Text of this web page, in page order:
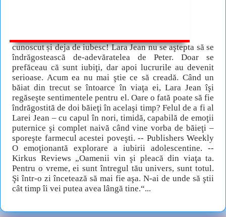
cunoscut și deja de iubesc! Lara Jean nu se aştepta să se
îndrăgostească de-adevăratelea de Peter. Doar se
prefăceau că sunt iubiţi, dar apoi lucrurile au devenit
serioase. Acum ea nu mai ştie ce să creadă. Când un
băiat din trecut se întoarce în viaţa ei, Lara Jean îşi
regăseşte sentimentele pentru el. Oare o fată poate să fie
îndrăgostită de doi băieţi în acelaşi timp? Felul de a fi al
Larei Jean – cu capul în nori, timidă, capabilă de emoţii
puternice şi complet naivă când vine vorba de băieţi –
sporeşte farmecul acestei poveşti. -- Publishers Weekly
O emoţionantă explorare a iubirii adolescentine. --
Kirkus Reviews „Oamenii vin şi pleacă din viaţa ta.
Pentru o vreme, ei sunt întregul tău univers, sunt totul.
Şi într-o zi încetează să mai fie aşa. N-ai de unde să ştii
cât timp îi vei putea avea lângă tine.“...